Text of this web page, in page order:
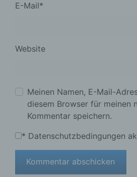
E-Mail*
Website
Meinen Namen, E-Mail-
diesem Browser für meinen
Kommentar speichern.
* Datenschutzbedingungen